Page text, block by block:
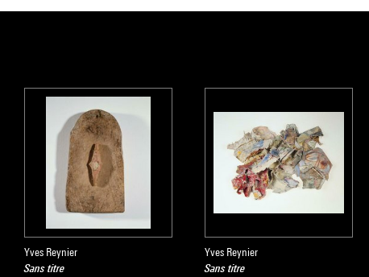
Yves Reynier
Sans titre
Yves Reynier
Sans titre